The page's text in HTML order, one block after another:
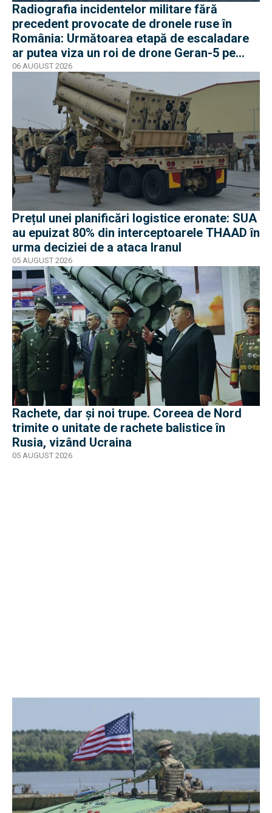
Radiografia incidentelor militare fără
precedent provocate de dronele ruse în
România: Următoarea etapă de escaladare
ar putea viza un roi de drone Geran-5 pe
direcția Galați-Reni
06 AUGUST 2026
Prețul unei planificări logistice eronate: SUA
au epuizat 80% din interceptoarele THAAD în
urma deciziei de a ataca Iranul
05 AUGUST 2026
Rachete, dar și noi trupe. Coreea de Nord
trimite o unitate de rachete balistice în
Rusia, vizând Ucraina
05 AUGUST 2026